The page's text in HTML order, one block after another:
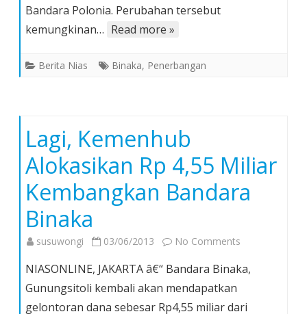
Bandara Polonia. Perubahan tersebut
kemungkinan… Read more »
Berita Nias Binaka, Penerbangan
Lagi, Kemenhub
Alokasikan Rp 4,55 Miliar
Kembangkan Bandara
Binaka
susuwongi 03/06/2013 No Comments
Kemenhub
Rp
NIASONLINE, JAKARTA â€“ Bandara Binaka,
Gunungsitoli kembali akan mendapatkan
gelontoran dana sebesar Rp4,55 miliar dari